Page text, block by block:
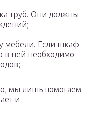
труб. Они должны
мебели. Если шкаф
в ней необходимо
мы лишь помогаем
и